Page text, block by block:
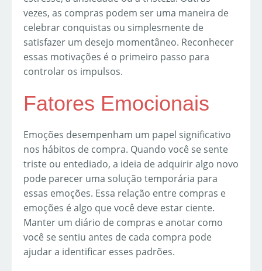
vezes, as compras podem ser uma maneira de
celebrar conquistas ou simplesmente de
satisfazer um desejo momentâneo. Reconhecer
essas motivações é o primeiro passo para
controlar os impulsos.
Fatores Emocionais
Emoções desempenham um papel significativo
nos hábitos de compra. Quando você se sente
triste ou entediado, a ideia de adquirir algo novo
pode parecer uma solução temporária para
essas emoções. Essa relação entre compras e
emoções é algo que você deve estar ciente.
Manter um diário de compras e anotar como
você se sentiu antes de cada compra pode
ajudar a identificar esses padrões.